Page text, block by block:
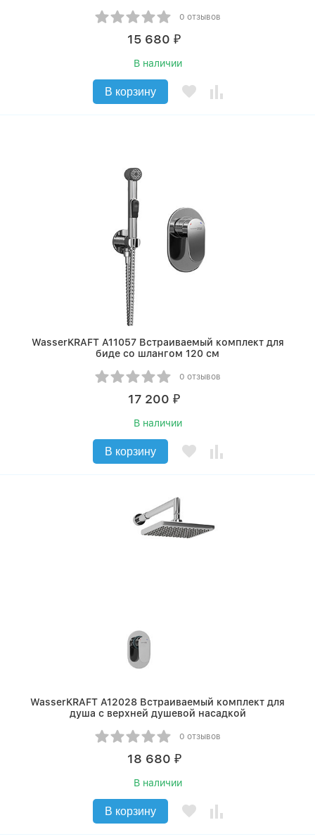
0 отзывов
15 680 ₽
В наличии
В корзину
WasserKRAFT A11057 Встраиваемый комплект для
биде со шлангом 120 см
0 отзывов
17 200 ₽
В наличии
В корзину
WasserKRAFT A12028 Встраиваемый комплект для
душа с верхней душевой насадкой
0 отзывов
18 680 ₽
В наличии
В корзину